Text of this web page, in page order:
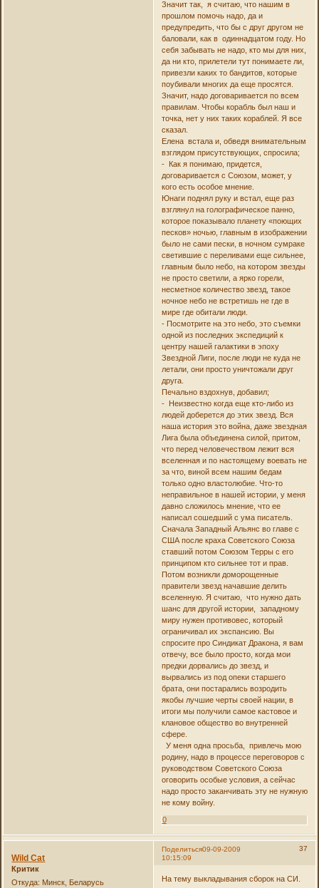
Значит так, я считаю, что нашим в
прошлом помочь надо, да и
предупредить, что бы с друг другом не
баловали, как в одиннадцатом году. Но
себя забывать не надо, кто мы для них,
да ни кто, прилетели тут понимаете ли,
привезли каких то бандитов, которые
поубивали многих да еще просятся.
Значит, надо договаривается по всем
правилам. Чтобы корабль был наш и
точка, нет у них таких кораблей. Я все
сказал.
Елена встала и, обведя внимательным
взглядом присутствующих, спросила;
- Как я понимаю, придется,
договаривается с Союзом, может, у
кого есть особое мнение.
Юнаги поднял руку и встал, еще раз
взглянул на голографическое панно,
которое показывало планету «поющих
песков» ночью, главным в изображении
было не сами пески, в ночном сумраке
светившие с переливами еще сильнее,
главным было небо, на котором звезды
не просто светили, а ярко горели,
несметное количество звезд, такое
ночное небо не встретишь не где в
мире где обитали люди.
- Посмотрите на это небо, это съемки
одной из последних экспедиций к
центру нашей галактики в эпоху
Звездной Лиги, после люди не куда не
летали, они просто уничтожали друг
друга.
Печально вздохнув, добавил;
- Неизвестно когда еще кто-либо из
людей доберется до этих звезд. Вся
наша история это война, даже звездная
Лига была объединена силой, притом,
что перед человечеством лежит вся
вселенная и по настоящему воевать не
за что, виной всем нашим бедам
только одно властолюбие. Что-то
неправильное в нашей истории, у меня
давно сложилось мнение, что ее
написал сошедший с ума писатель.
Сначала Западный Альянс во главе с
США после краха Советского Союза
ставший потом Союзом Терры с его
принципом кто сильнее тот и прав.
Потом возникли доморощенные
правители звезд начавшие делить
вселенную. Я считаю, что нужно дать
шанс для другой истории, западному
миру нужен противовес, который
ограничивал их экспансию. Вы
спросите про Синдикат Дракона, я вам
отвечу, все было просто, когда мои
предки дорвались до звезд, и
вырвались из под опеки старшего
брата, они постарались возродить
якобы лучшие черты своей нации, в
итоги мы получили самое кастовое и
клановое общество во внутренней
сфере.
У меня одна просьба, привлечь мою
родину, надо в процессе переговоров с
руководством Советского Союза
оговорить особые условия, а сейчас
надо просто заканчивать эту не нужную
не кому войну.
0
Поделиться 37
09-09-2009
10:15:09
Wild Cat
Критик
Откуда: Минск, Беларусь
На тему выкладывания сборок на СИ.